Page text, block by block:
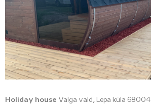
Holiday house Valga vald, Lepa küla 68004